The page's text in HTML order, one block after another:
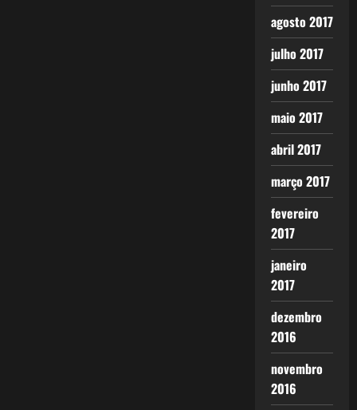
agosto 2017
julho 2017
junho 2017
maio 2017
abril 2017
março 2017
fevereiro
2017
janeiro
2017
dezembro
2016
novembro
2016